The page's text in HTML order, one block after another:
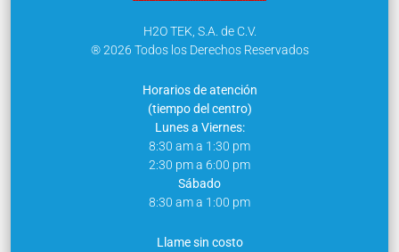
H2O TEK, S.A. de C.V.
® 2026 Todos los Derechos Reservados
Horarios de atención
(tiempo del centro)
Lunes a Viernes:
8:30 am a 1:30 pm
2:30 pm a 6:00 pm
Sábado
8:30 am a 1:00 pm
Llame sin costo